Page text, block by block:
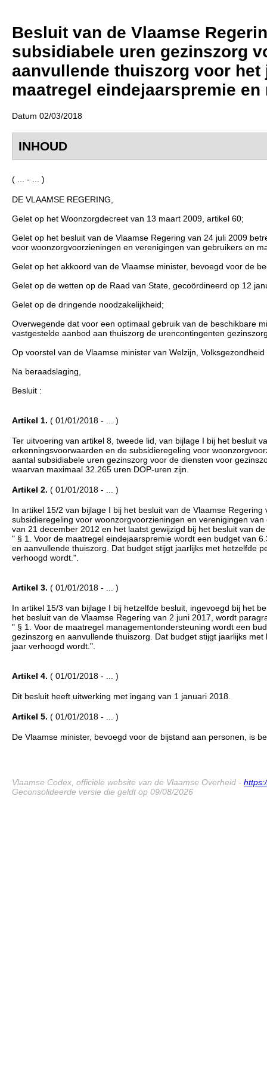
Besluit van de Vlaamse
subsidiabele uren gezinszorg
aanvullende thuiszorg voor het
maatregel eindejaarspremie
Datum 02/03/2018
INHOUD
( ... - ... )
DE VLAAMSE REGERING,
Gelet op het Woonzorgdecreet van 13 maart 2009, artikel 60;
Gelet op het besluit van de Vlaamse Regering van 24 juli 2009
voor woonzorgvoorzieningen en verenigingen van gebruikers en
Gelet op het akkoord van de Vlaamse minister, bevoegd voor de
Gelet op de wetten op de Raad van State, gecoördineerd op 12
Gelet op de dringende noodzakelijkheid;
Overwegende dat voor een optimaal gebruik van de beschikbare
vastgestelde aanbod aan thuiszorg de urencontingenten
Op voorstel van de Vlaamse minister van Welzijn,
Na beraadslaging,
Besluit :
Artikel 1. ( 01/01/2018 - ... )
Ter uitvoering van artikel 8, tweede lid, van bijlage I bij het besluit
erkenningsvoorwaarden en de subsidieregeling voor
aantal subsidiabele uren gezinszorg voor de diensten voor
waarvan maximaal 32.265 uren DOP-uren zijn.
Artikel 2. ( 01/01/2018 - ... )
In artikel 15/2 van bijlage I bij het besluit van de Vlaamse
subsidieregeling voor woonzorgvoorzieningen en verenigingen
van 21 december 2012 en het laatst gewijzigd bij het besluit van
" § 1. Voor de maatregel eindejaarspremie wordt een budget van
en aanvullende thuiszorg. Dat budget stijgt jaarlijks met hetzelfde
verhoogd wordt.".
Artikel 3. ( 01/01/2018 - ... )
In artikel 15/3 van bijlage I bij hetzelfde besluit, ingevoegd bij het
het besluit van de Vlaamse Regering van 2 juni 2017, wordt
" § 1. Voor de maatregel managementondersteuning wordt een
gezinszorg en aanvullende thuiszorg. Dat budget stijgt jaarlijks
jaar verhoogd wordt.".
Artikel 4. ( 01/01/2018 - ... )
Dit besluit heeft uitwerking met ingang van 1 januari 2018.
Artikel 5. ( 01/01/2018 - ... )
De Vlaamse minister, bevoegd voor de bijstand aan personen, is
Vlaamse Codex, officiële website van de Vlaamse Overheid -
Geconsolideerde versie die geldt op 09/08/2026